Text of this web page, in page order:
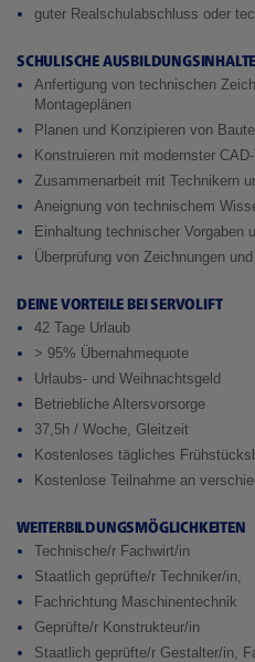
guter Realschulabschluss oder
SCHULISCHE AUSBILDUNGSINHALTE
Anfertigung von technischen
Montageplänen
Planen und Konzipieren von
Konstruieren mit modernster
Zusammenarbeit mit Technikern
Aneignung von technischem
Einhaltung technischer Vorgaben
Überprüfung von Zeichnungen
DEINE VORTEILE BEI SERVOLIFT
42 Tage Urlaub
> 95% Übernahmequote
Urlaubs- und Weihnachtsgeld
Betriebliche Altersvorsorge
37,5h / Woche, Gleitzeit
Kostenloses tägliches
Kostenlose Teilnahme an
WEITERBILDUNGSMÖGLICHKEITEN
Technische/r Fachwirt/in
Staatlich geprüfte/r Techniker/in,
Fachrichtung Maschinentechnik
Geprüfte/r Konstrukteur/in
Staatlich geprüfte/r Gestalter/in,